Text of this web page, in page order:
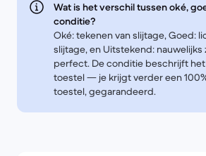
Wat is het verschil tussen oké,
conditie?
Oké: tekenen van slijtage, Goed:
slijtage, en Uitstekend:
perfect. De conditie beschrijft
toestel — je krijgt verder een
toestel, gegarandeerd.